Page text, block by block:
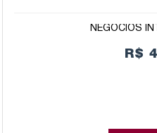
NEGÓCIOS
R$